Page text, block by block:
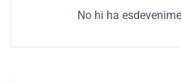
No hi ha